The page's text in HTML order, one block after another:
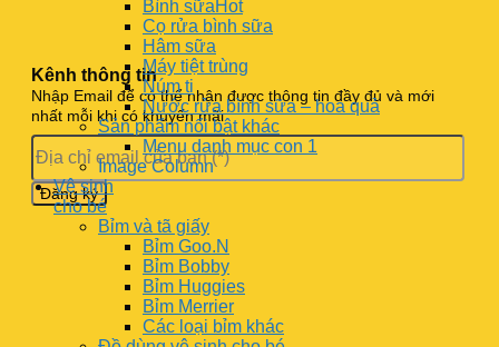
Kênh thông tin
Nhập Email để có thể nhận được thông tin đầy đủ và mới
nhất mỗi khi có khuyến mãi
Bình sữa
Cọ rửa bình sữa
Hâm sữa
Máy tiệt trùng
Núm ti
Nước rửa bình sữa – hoa quả
Sản phẩm nổi bật khác
Menu danh mục con 1
Image Column
Vệ sinh
cho bé
Bỉm và tã giấy
Bỉm Goo.N
Bỉm Bobby
Bỉm Huggies
Bỉm Merrier
Các loại bỉm khác